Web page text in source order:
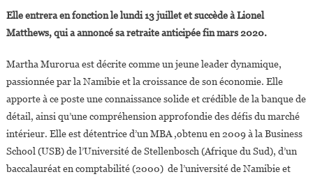
Martha
Murorua
Directrice
Générale
De
Nedbank
Elle entrera en fonction le lundi 13 juillet et succède à Lionel
Matthews, qui a annoncé sa retraite anticipée fin mars 2020.
Martha Murorua est décrite comme un jeune leader dynamique,
passionnée par la Namibie et la croissance de son économie. Elle
apporte à ce poste une connaissance solide et crédible de la banque de
détail, ainsi qu’une compréhension approfondie des défis du marché
intérieur. Elle est détentrice d’un MBA ,obtenu en 2009 à la Business
School (USB) de l’Université de Stellenbosch (Afrique du Sud), d’un
baccalauréat en comptabilité (2000) de l’université de Namibie et